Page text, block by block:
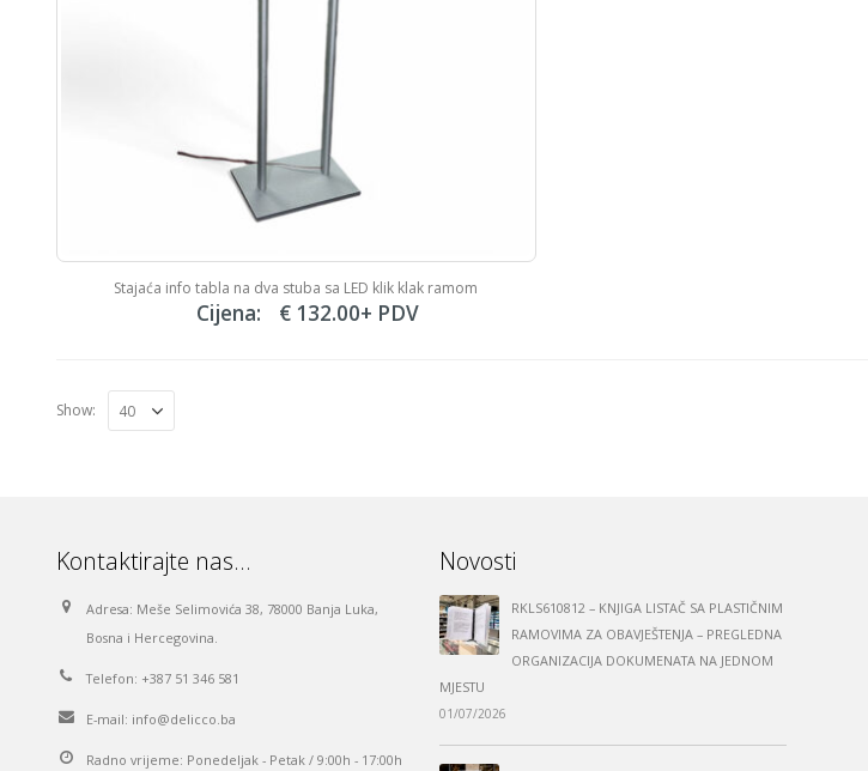
Stajaća info tabla na dva stuba sa LED klik klak ramom
Cijena: € 132.00+ PDV
Show:
Kontaktirajte nas…
Adresa: Meše Selimovića 38, 78000 Banja Luka,
Bosna i Hercegovina.
Telefon: +387 51 346 581
E-mail: info@delicco.ba
Radno vrijeme: Ponedeljak - Petak / 9:00h - 17:00h
Novosti
RKLS610812 – KNJIGA LISTAČ SA PLASTIČNIM
RAMOVIMA ZA OBAVJEŠTENJA – PREGLEDNA
ORGANIZACIJA DOKUMENATA NA JEDNOM
MJESTU
01/07/2026